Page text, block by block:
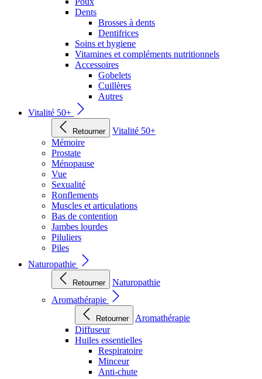
Dents
Brosses à dents
Dentifrices
Soins et hygiene
Vitamines et compléments nutritionnels
Accessoires
Gobelets
Cuillères
Autres
Vitalité 50+
Retourner
Vitalité 50+
Mémoire
Prostate
Ménopause
Vue
Sexualité
Ronflements
Muscles et articulations
Bas de contention
Jambes lourdes
Piluliers
Piles
Naturopathie
Retourner
Naturopathie
Aromathérapie
Retourner
Aromathérapie
Diffuseur
Huiles essentielles
Respiratoire
Minceur
Anti-chute